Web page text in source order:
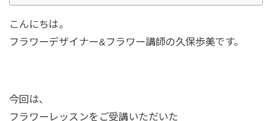
こんにちは。
フラワーデザイナー&フラワー講師の久保歩美です。
今回は、
フラワーレッスンをご受講いただいた